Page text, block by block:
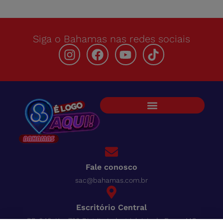
Siga o Bahamas nas redes sociais
Fale conosco
sac@bahamas.com.br
Escritório Central
BR-040, Km 780 Distrito Industrial Juiz de Fora - MG